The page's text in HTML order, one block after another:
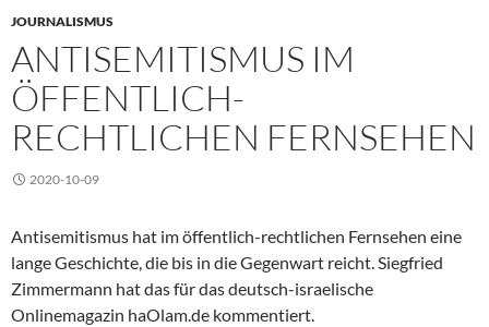
JOURNALISMUS
ANTISEMITISMUS IM
ÖFFENTLICH-
RECHTLICHEN FERNSEHEN
2020-10-09
Antisemitismus hat im öffentlich-rechtlichen Fernsehen eine
lange Geschichte, die bis in die Gegenwart reicht. Siegfried
Zimmermann hat das für das deutsch-israelische
Onlinemagazin haOlam.de kommentiert.